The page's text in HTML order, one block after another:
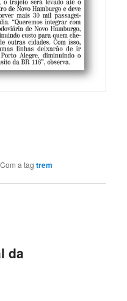
Com a tagtrem
da